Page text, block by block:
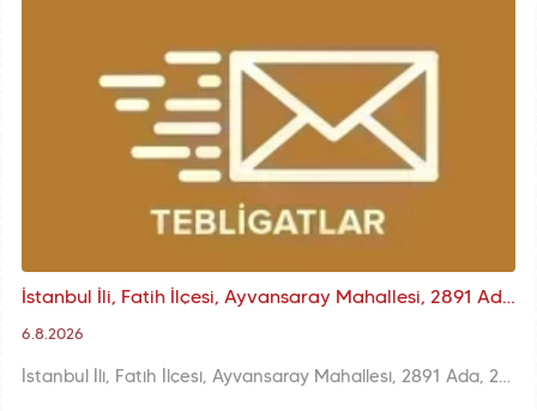
İstanbul İli, Fatih İlçesi, Ayvansaray Mahallesi, 2891 Ada, 21 ve 95 Parseller Kurul Kararı
6.8.2026
İstanbul İli, Fatih İlçesi, Ayvansaray Mahallesi, 2891 Ada, 21 ve 95 Parseller Kurul Kararı